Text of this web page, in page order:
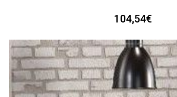
104,54€